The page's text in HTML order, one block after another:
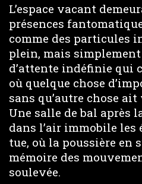
L’espace vacant
présences
comme des particules
plein, mais
d’attente indéfinie qui
où quelque chose
sans qu’autre chose
Une salle de bal après
dans l’air immobile les
tue, où la poussière en
mémoire des
soulevée.